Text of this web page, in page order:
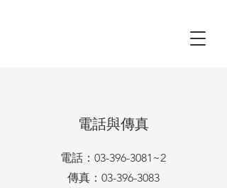
​電話與傳真
電話：03-396-3081~2
傳真：03-396-3083